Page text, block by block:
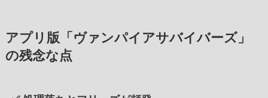
アプリ版「ヴァンパイアサバイバーズ」
の残念な点